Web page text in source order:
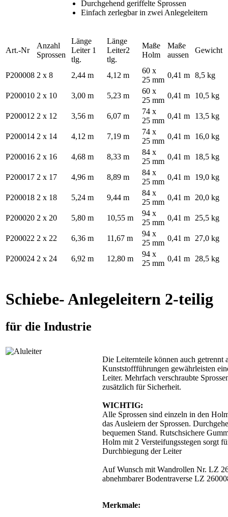
Durchgehend geriffelte Sprossen
Einfach zerlegbar in zwei Anlegeleitern
Art.-Nr
Anzahl
Sprossen
Länge
Leiter 1
tlg.
Länge
Leiter2
tlg.
Maße
Holm
Maße
aussen
Gewicht
P200008 2 x 8 2,44 m 4,12 m
60 x
25 mm
0,41 m 8,5 kg
P200010 2 x 10 3,00 m 5,23 m
60 x
25 mm
0,41 m 10,5 kg
P200012 2 x 12 3,56 m 6,07 m
74 x
25 mm
0,41 m 13,5 kg
P200014 2 x 14 4,12 m 7,19 m
74 x
25 mm
0,41 m 16,0 kg
P200016 2 x 16 4,68 m 8,33 m
84 x
25 mm
0,41 m 18,5 kg
P200017 2 x 17 4,96 m 8,89 m
84 x
25 mm
0,41 m 19,0 kg
P200018 2 x 18 5,24 m 9,44 m
84 x
25 mm
0,41 m 20,0 kg
P200020 2 x 20 5,80 m 10,55 m
94 x
25 mm
0,41 m 25,5 kg
P200022 2 x 22 6,36 m 11,67 m
94 x
25 mm
0,41 m 27,0 kg
P200024 2 x 24 6,92 m 12,80 m
94 x
25 mm
0,41 m 28,5 kg
Schiebe- Anlegeleitern 2-teilig
für die Industrie
Die Leiternteile können auch getrennt
Kunststoffführungen gewährleisten
Leiter. Mehrfach verschraubte
zusätzlich für Sicherheit.
WICHTIG:
Alle Sprossen sind einzeln in den
das Ausleiern der Sprossen.
bequemen Stand. Rutschsichere
Holm mit 2 Versteifungsstegen sorgt
Durchbiegung der Leiter
Auf Wunsch mit Wandrollen Nr. LZ
abnehmbarer Bodentraverse LZ
Merkmale: